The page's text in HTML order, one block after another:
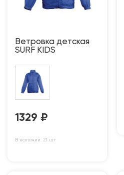
Ветровка детская
SURF KIDS
1329 ₽
В наличии: 21 шт